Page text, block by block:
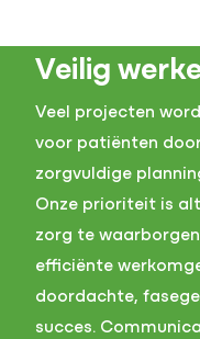
Veilig
Veel projecten
voor patiënten
zorgvuldige
Onze prioriteit is
zorg te
efficiënte
doordachte,
succes.